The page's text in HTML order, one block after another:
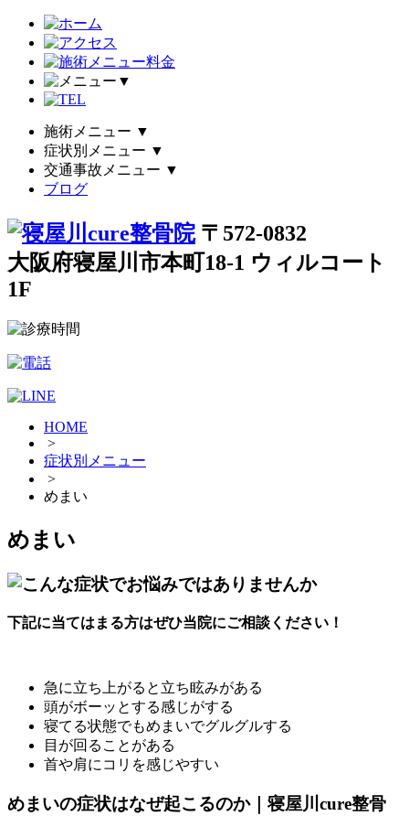
▼
施術メニュー ▼
症状別メニュー ▼
交通事故メニュー ▼
ブログ
〒572-0832
大阪府寝屋川市本町18-1 ウィルコート
1F
HOME
>
症状別メニュー
>
めまい
めまい
下記に当てはまる方はぜひ当院にご相談ください！
急に立ち上がると立ち眩みがある
頭がボーッとする感じがする
寝てる状態でもめまいでグルグルする
目が回ることがある
首や肩にコリを感じやすい
めまいの症状はなぜ起こるのか｜寝屋川cure整骨